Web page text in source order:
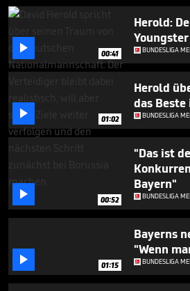
3
minutes,
seconds
 00:41
Herold:
BUNDESLIGA
 01:02
Herold
das Beste
BUNDESLIGA
 00:52
"Das ist
Bayern"
BUNDESLIGA
 01:15
Bayerns
"Wenn
BUNDESLIGA